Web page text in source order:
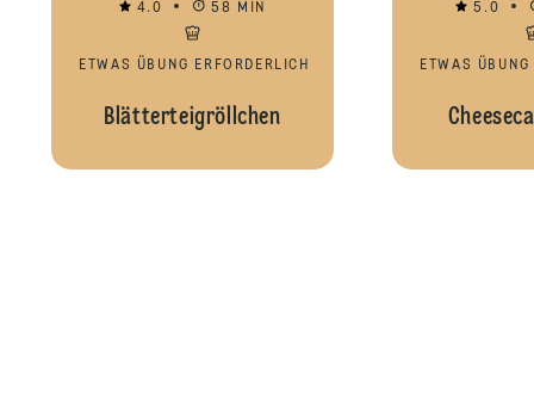
4.0 58 MIN
ETWAS ÜBUNG ERFORDERLICH
Blätterteigröllchen
5.0
ETWAS